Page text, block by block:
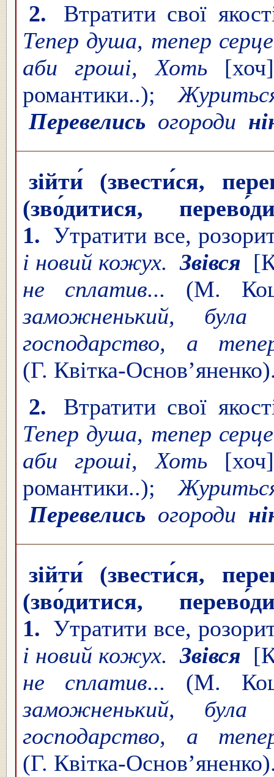
2.
Втратити свої
Тепер душа, тепер
аби гроші, Хоть
романтики..);
Перевелись огороди
зійти́ (звести́ся,
(зво́дитися,
1. Утратити все,
і новий кожух. Звівся
не сплатив... (М.
заможненький,
господарство, а
(Г. Квітка-
2.
Втратити свої
Тепер душа, тепер
аби гроші, Хоть
романтики..);
Перевелись огороди
зійти́ (звести́ся,
(зво́дитися,
1. Утратити все,
і новий кожух. Звівся
не сплатив... (М.
заможненький,
господарство, а
(Г. Квітка-